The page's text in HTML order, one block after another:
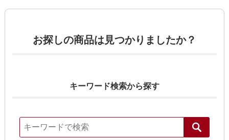
お探しの商品は見つかりましたか？
キーワード検索から探す